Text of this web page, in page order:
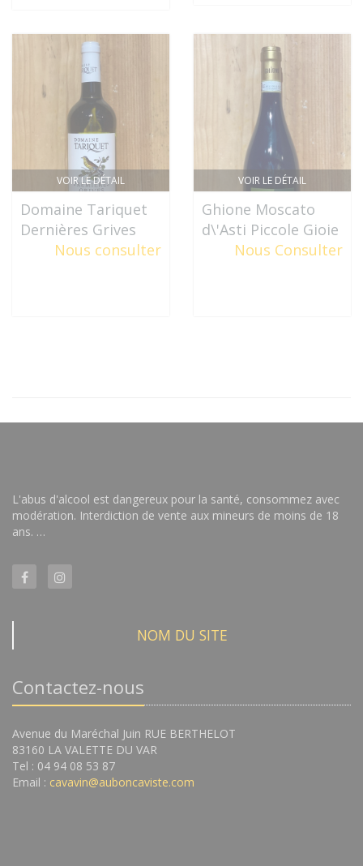
VOIR LE DÉTAIL
Domaine Tariquet
Dernières Grives
Nous consulter
VOIR LE DÉTAIL
Ghione Moscato
d\'Asti Piccole Gioie
Nous Consulter
L'abus d'alcool est dangereux pour la santé, consommez avec
modération. Interdiction de vente aux mineurs de moins de 18
ans. …
NOM DU SITE
Contactez-nous
Avenue du Maréchal Juin RUE BERTHELOT
83160 LA VALETTE DU VAR
Tel : 04 94 08 53 87
Email : cavavin@auboncaviste.com